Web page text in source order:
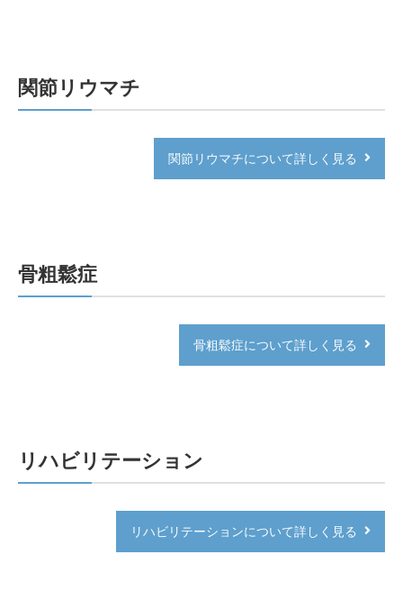
関節リウマチ
関節リウマチについて詳しく見る
骨粗鬆症
骨粗鬆症について詳しく見る
リハビリテーション
リハビリテーションについて詳しく見る